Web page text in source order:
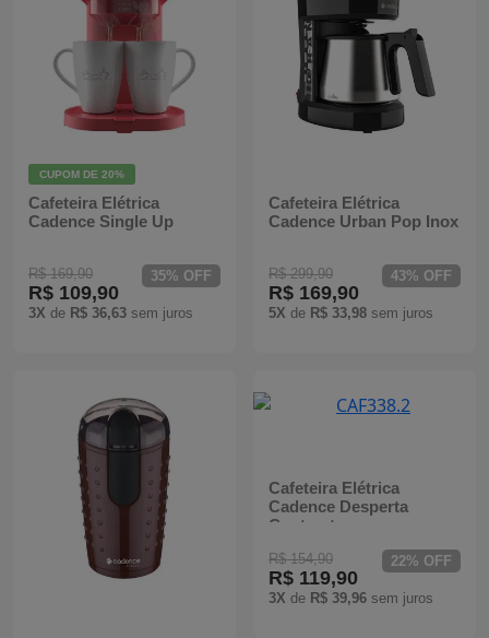
CUPOM DE 20%
Cafeteira Elétrica
Cadence Single Up
R$ 169,90
R$ 109,90
3X de R$ 36,63 sem juros
35% OFF
Cafeteira Elétrica
Cadence Urban Pop Inox
R$ 299,90
R$ 169,90
5X de R$ 33,98 sem juros
43% OFF
Cafeteira Elétrica
Cadence Desperta
Contrast
R$ 154,90
R$ 119,90
3X de R$ 39,96 sem juros
22% OFF